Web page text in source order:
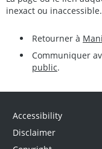
inexact ou inaccessible.
Retourner à
Communiquer
public.
Accessibility
Disclaimer